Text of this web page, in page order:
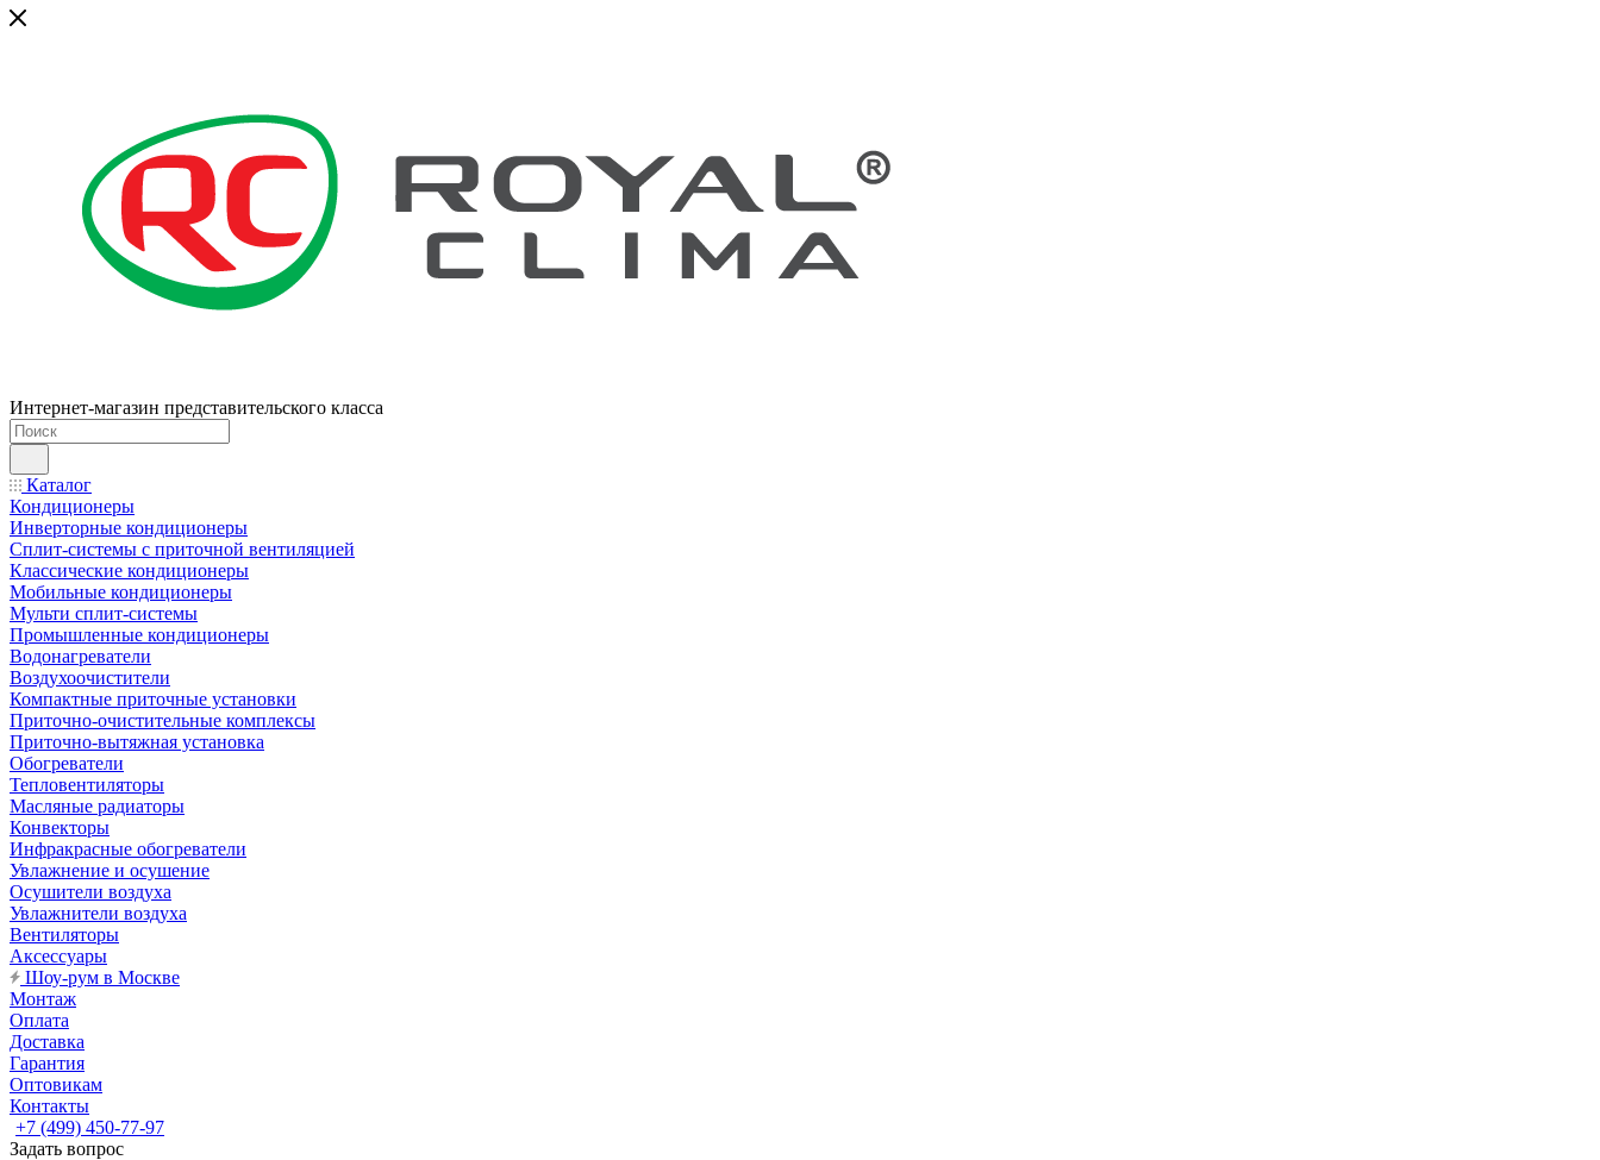
Интернет-магазин представительского класса
Каталог
Кондиционеры
Инверторные кондиционеры
Сплит-системы с приточной вентиляцией
Классические кондиционеры
Мобильные кондиционеры
Мульти сплит-системы
Промышленные кондиционеры
Водонагреватели
Воздухоочистители
Компактные приточные установки
Приточно-очистительные комплексы
Приточно-вытяжная установка
Обогреватели
Тепловентиляторы
Масляные радиаторы
Конвекторы
Инфракрасные обогреватели
Увлажнение и осушение
Осушители воздуха
Увлажнители воздуха
Вентиляторы
Аксессуары
Шоу-рум в Москве
Монтаж
Оплата
Доставка
Гарантия
Оптовикам
Контакты
+7 (499) 450-77-97
Задать вопрос